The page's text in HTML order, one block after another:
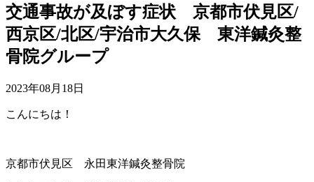
交通事故が及ぼす症状 京都市伏見区/
西京区/北区/宇治市大久保 東洋鍼灸整
骨院グループ
2023年08月18日
こんにちは！
京都市伏見区 永田東洋鍼灸整骨院